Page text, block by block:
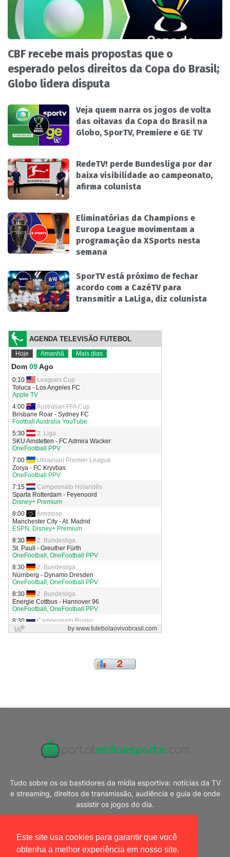
Este site usa cookies para garantir que você
obtenha a melhor experiência em nosso site.
CBF recebe mais propostas que o
esperado pelos direitos da Copa do Brasil;
Globo lidera disputa
Veja quem narra os jogos de volta
das oitavas da Copa do Brasil na
Globo, SporTV, Premiere e GE TV
RedeTV! perde Bundesliga por dar
baixa visibilidade ao campeonato,
afirma colunista
Eliminatórias da Champions e
Europa League movimentam a
programação da XSports nesta
semana
SporTV está próximo de fechar
acordo com a CazéTV para
transmitir a LaLiga, diz colunista
Tudo sobre os os bastidores da mídia esportiva: notícias da TV
e streaming, direitos de transmissão, audiência e guia de onde
assistir os jogos do dia.